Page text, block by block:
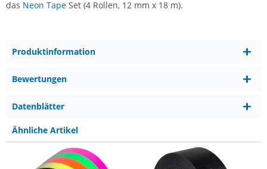
das Neon Tape Set (4 Rollen, 12 mm x 18 m).
Produktinformation
Bewertungen
Datenblätter
Ähnliche Artikel